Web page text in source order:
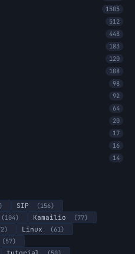
1505
512
448
183
120
108
98
92
64
20
17
16
14
SIP
(156)
(104) Kamailio
(77)
Linux
(61)
(57)